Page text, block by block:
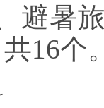
避暑
16个